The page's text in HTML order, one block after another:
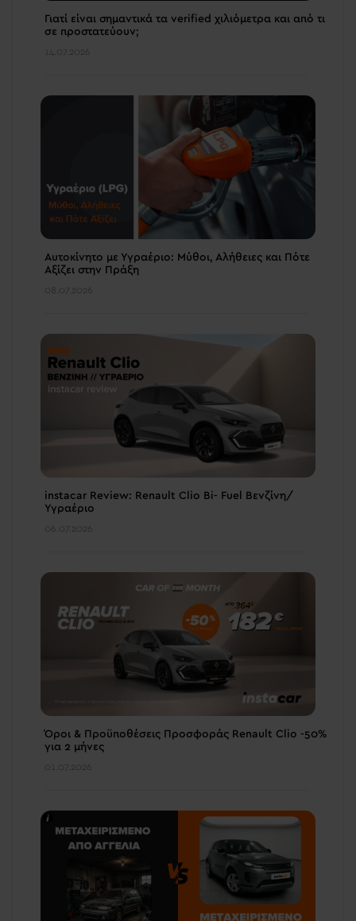
Γιατί είναι σημαντικά τα verified χιλιόμετρα και από τι
σε προστατεύουν;
14.07.2026
Αυτοκίνητο με Υγραέριο: Μύθοι, Αλήθειες και Πότε
Αξίζει στην Πράξη
08.07.2026
instacar Review: Renault Clio Bi- Fuel Βενζίνη/
Υγραέριο
06.07.2026
Όροι & Προϋποθέσεις Προσφοράς Renault Clio -50%
για 2 μήνες
01.07.2026